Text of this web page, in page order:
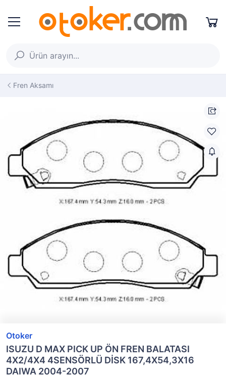
Fren Aksamı
Otoker
ISUZU D MAX PICK UP ÖN FREN BALATASI
4X2/4X4 4SENSÖRLÜ DİSK 167,4X54,3X16
DAIWA 2004-2007